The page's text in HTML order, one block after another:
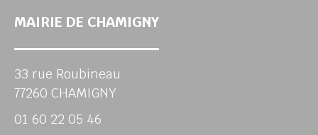
MAIRIE DE CHAMIGNY
33 rue Roubineau
77260 CHAMIGNY
01 60 22 05 46